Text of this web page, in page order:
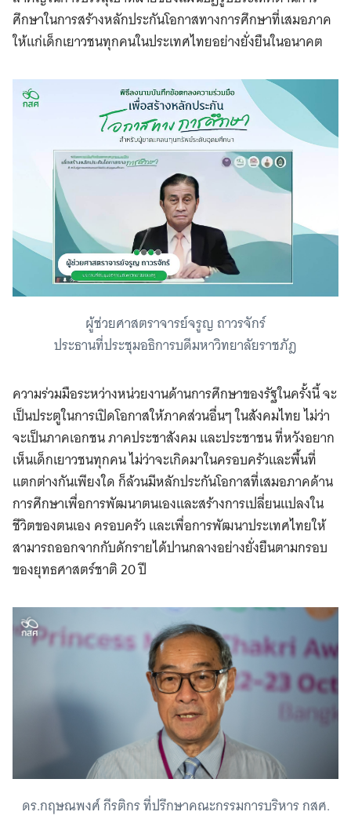
ศึกษาในการสร้างหลักประกันโอกาสทางการศึกษาที่เสมอภาค
ให้แก่เด็กเยาวชนทุกคนในประเทศไทยอย่างยั่งยืนในอนาคต
ผู้ช่วยศาสตราจารย์จรูญ ถาวรจักร์
ประธานที่ประชุมอธิการบดีมหาวิทยาลัยราชภัฎ
ความร่วมมือระหว่างหน่วยงานด้านการศึกษาของรัฐในครั้งนี้ จะ
เป็นประตูในการเปิดโอกาสให้ภาคส่วนอื่นๆ ในสังคมไทย ไม่ว่า
จะเป็นภาคเอกชน ภาคประชาสังคม และประชาชน ที่หวังอยาก
เห็นเด็กเยาวชนทุกคน ไม่ว่าจะเกิดมาในครอบครัวและพื้นที่
แตกต่างกันเพียงใด ก็ล้วนมีหลักประกันโอกาสที่เสมอภาคด้าน
การศึกษาเพื่อการพัฒนาตนเองและสร้างการเปลี่ยนแปลงใน
ชีวิตของตนเอง ครอบครัว และเพื่อการพัฒนาประเทศไทยให้
สามารถออกจากกับดักรายได้ปานกลางอย่างยั่งยืนตามกรอบ
ของยุทธศาสตร์ชาติ 20 ปี
ดร.กฤษณพงศ์ กีรติกร ที่ปรึกษาคณะกรรมการบริหาร กสศ.